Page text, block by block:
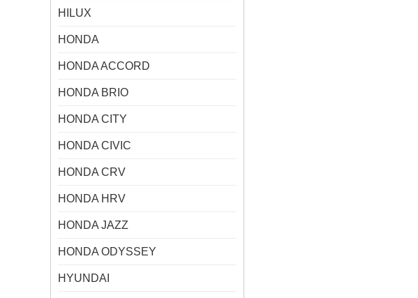
HILUX
HONDA
HONDA ACCORD
HONDA BRIO
HONDA CITY
HONDA CIVIC
HONDA CRV
HONDA HRV
HONDA JAZZ
HONDA ODYSSEY
HYUNDAI